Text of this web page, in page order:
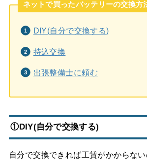
ネットで買ったバッテリーの交換方
DIY(自分で交換する)
持込交換
出張整備士に頼む
①DIY(自分で交換する)
自分で交換できれば工賃がかからな